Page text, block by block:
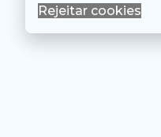
Rejeitar cookies